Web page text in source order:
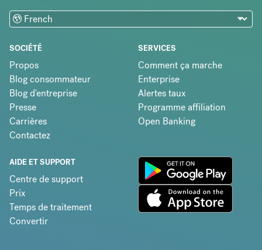
SOCIÉTÉ
Propos
Blog consommateur
Blog d'entreprise
Presse
Carrières
Contactez
SERVICES
Comment ça marche
Enterprise
Alertes taux
Programme affiliation
Open Banking
AIDE ET SUPPORT
Centre de support
Prix
Temps de traitement
Convertir